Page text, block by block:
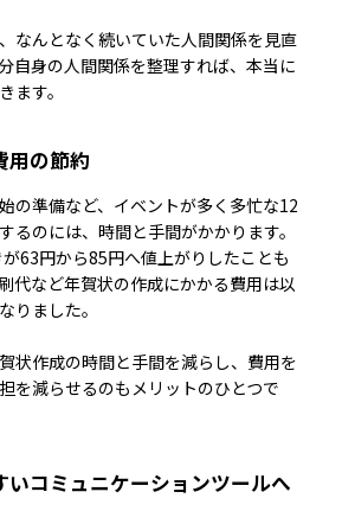
なんとなく続いていた人間関係を見直
自身の人間関係を整理すれば、本当に
ます。
用の節約
の準備など、イベントが多く多忙な12
るのには、時間と手間がかかります。
63円から85円へ値上がりしたことも
代など年賀状の作成にかかる費用は以
りました。
状作成の時間と手間を減らし、費用を
を減らせるのもメリットのひとつで
いコミュニケーションツールへ